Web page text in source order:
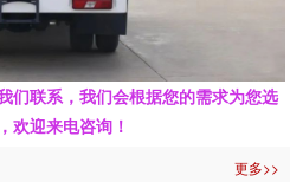
们联系，我们会根据您的需求为您选
欢迎来电咨询！
更多>>